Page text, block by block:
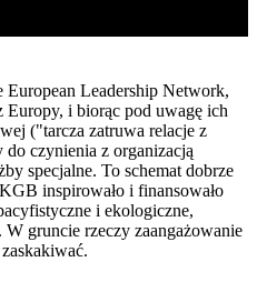
Leadership Network,
i biorąc pod uwagę ich
("tarcza zatruwa relacje z
czynienia z organizacją
specjalne. To schemat dobrze
inspirowało i finansowało
i ekologiczne,
gruncie rzeczy zaangażowanie